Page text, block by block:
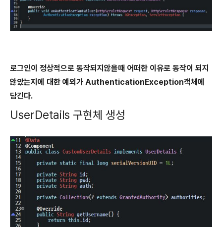
로그인이 정상적으로 동작되지않을때 어떠한 이유로 동작이 되지
않았는지에 대한 예외가 AuthenticationException객체에
담긴다.
UserDetails 구현체 생성